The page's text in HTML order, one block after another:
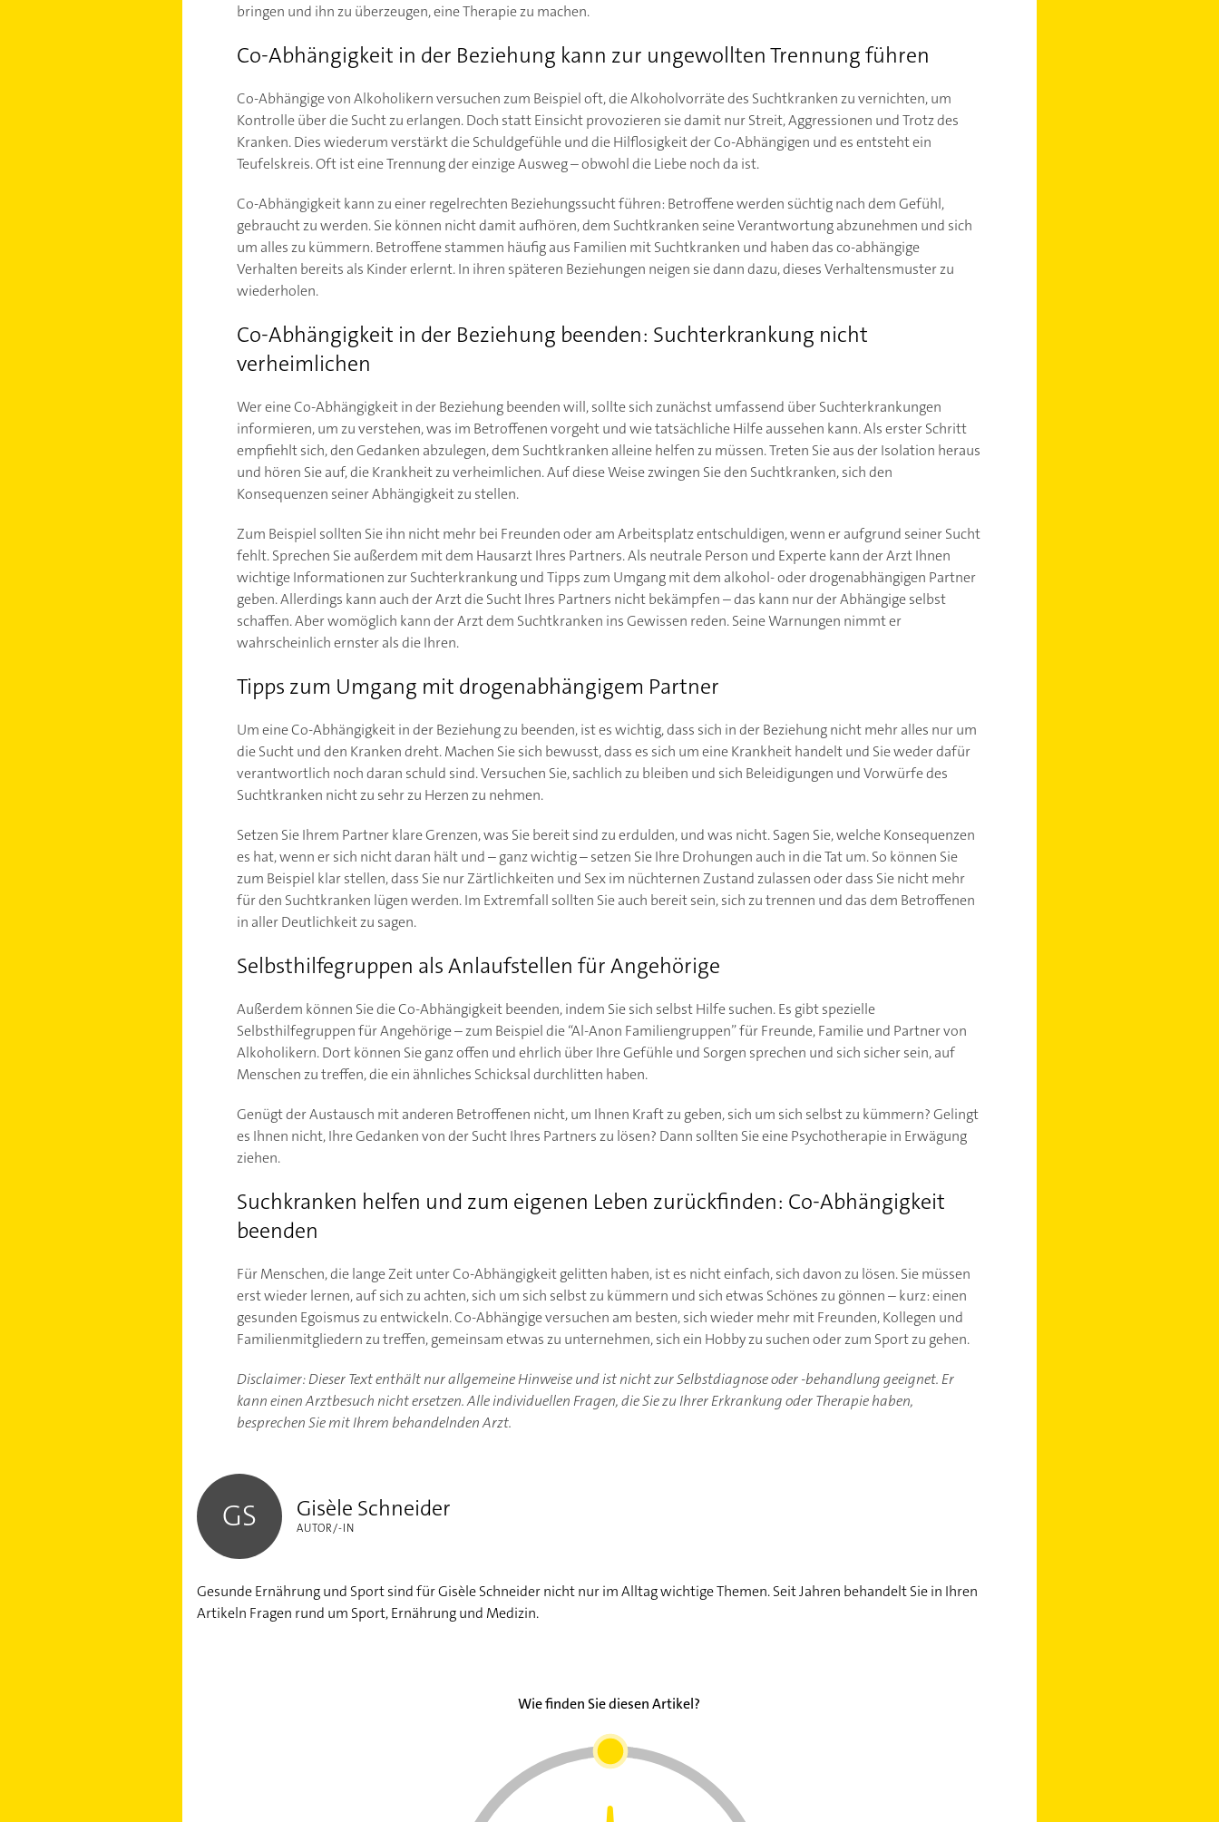
bringen und ihn zu überzeugen, eine Therapie zu machen.
Co-Abhängigkeit in der Beziehung kann zur ungewollten Trennung führen
Co-Abhängige von Alkoholikern versuchen zum Beispiel oft, die Alkoholvorräte des Suchtkranken zu vernichten, um
Kontrolle über die Sucht zu erlangen. Doch statt Einsicht provozieren sie damit nur Streit, Aggressionen und Trotz des
Kranken. Dies wiederum verstärkt die Schuldgefühle und die Hilflosigkeit der Co-Abhängigen und es entsteht ein
Teufelskreis. Oft ist eine Trennung der einzige Ausweg – obwohl die Liebe noch da ist.
Co-Abhängigkeit kann zu einer regelrechten Beziehungssucht führen: Betroffene werden süchtig nach dem Gefühl,
gebraucht zu werden. Sie können nicht damit aufhören, dem Suchtkranken seine Verantwortung abzunehmen und sich
um alles zu kümmern. Betroffene stammen häufig aus Familien mit Suchtkranken und haben das co-abhängige
Verhalten bereits als Kinder erlernt. In ihren späteren Beziehungen neigen sie dann dazu, dieses Verhaltensmuster zu
wiederholen.
Co-Abhängigkeit in der Beziehung beenden: Suchterkrankung nicht
verheimlichen
Wer eine Co-Abhängigkeit in der Beziehung beenden will, sollte sich zunächst umfassend über Suchterkrankungen
informieren, um zu verstehen, was im Betroffenen vorgeht und wie tatsächliche Hilfe aussehen kann. Als erster Schritt
empfiehlt sich, den Gedanken abzulegen, dem Suchtkranken alleine helfen zu müssen. Treten Sie aus der Isolation heraus
und hören Sie auf, die Krankheit zu verheimlichen. Auf diese Weise zwingen Sie den Suchtkranken, sich den
Konsequenzen seiner Abhängigkeit zu stellen.
Zum Beispiel sollten Sie ihn nicht mehr bei Freunden oder am Arbeitsplatz entschuldigen, wenn er aufgrund seiner Sucht
fehlt. Sprechen Sie außerdem mit dem Hausarzt Ihres Partners. Als neutrale Person und Experte kann der Arzt Ihnen
wichtige Informationen zur Suchterkrankung und Tipps zum Umgang mit dem alkohol- oder drogenabhängigen Partner
geben. Allerdings kann auch der Arzt die Sucht Ihres Partners nicht bekämpfen – das kann nur der Abhängige selbst
schaffen. Aber womöglich kann der Arzt dem Suchtkranken ins Gewissen reden. Seine Warnungen nimmt er
wahrscheinlich ernster als die Ihren.
Tipps zum Umgang mit drogenabhängigem Partner
Um eine Co-Abhängigkeit in der Beziehung zu beenden, ist es wichtig, dass sich in der Beziehung nicht mehr alles nur um
die Sucht und den Kranken dreht. Machen Sie sich bewusst, dass es sich um eine Krankheit handelt und Sie weder dafür
verantwortlich noch daran schuld sind. Versuchen Sie, sachlich zu bleiben und sich Beleidigungen und Vorwürfe des
Suchtkranken nicht zu sehr zu Herzen zu nehmen.
Setzen Sie Ihrem Partner klare Grenzen, was Sie bereit sind zu erdulden, und was nicht. Sagen Sie, welche Konsequenzen
es hat, wenn er sich nicht daran hält und – ganz wichtig – setzen Sie Ihre Drohungen auch in die Tat um. So können Sie
zum Beispiel klar stellen, dass Sie nur Zärtlichkeiten und Sex im nüchternen Zustand zulassen oder dass Sie nicht mehr
für den Suchtkranken lügen werden. Im Extremfall sollten Sie auch bereit sein, sich zu trennen und das dem Betroffenen
in aller Deutlichkeit zu sagen.
Selbsthilfegruppen als Anlaufstellen für Angehörige
Außerdem können Sie die Co-Abhängigkeit beenden, indem Sie sich selbst Hilfe suchen. Es gibt spezielle
Selbsthilfegruppen für Angehörige – zum Beispiel die “Al-Anon Familiengruppen” für Freunde, Familie und Partner von
Alkoholikern. Dort können Sie ganz offen und ehrlich über Ihre Gefühle und Sorgen sprechen und sich sicher sein, auf
Menschen zu treffen, die ein ähnliches Schicksal durchlitten haben.
Genügt der Austausch mit anderen Betroffenen nicht, um Ihnen Kraft zu geben, sich um sich selbst zu kümmern? Gelingt
es Ihnen nicht, Ihre Gedanken von der Sucht Ihres Partners zu lösen? Dann sollten Sie eine Psychotherapie in Erwägung
ziehen.
Suchkranken helfen und zum eigenen Leben zurückfinden: Co-Abhängigkeit
beenden
Für Menschen, die lange Zeit unter Co-Abhängigkeit gelitten haben, ist es nicht einfach, sich davon zu lösen. Sie müssen
erst wieder lernen, auf sich zu achten, sich um sich selbst zu kümmern und sich etwas Schönes zu gönnen – kurz: einen
gesunden Egoismus zu entwickeln. Co-Abhängige versuchen am besten, sich wieder mehr mit Freunden, Kollegen und
Familienmitgliedern zu treffen, gemeinsam etwas zu unternehmen, sich ein Hobby zu suchen oder zum Sport zu gehen.
Disclaimer: Dieser Text enthält nur allgemeine Hinweise und ist nicht zur Selbstdiagnose oder -behandlung geeignet. Er
kann einen Arztbesuch nicht ersetzen. Alle individuellen Fragen, die Sie zu Ihrer Erkrankung oder Therapie haben,
besprechen Sie mit Ihrem behandelnden Arzt.
GS Gisèle Schneider
AUTOR/-IN
Gesunde Ernährung und Sport sind für Gisèle Schneider nicht nur im Alltag wichtige Themen. Seit Jahren behandelt Sie in Ihren
Artikeln Fragen rund um Sport, Ernährung und Medizin.
Wie finden Sie diesen Artikel?